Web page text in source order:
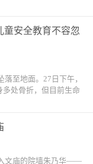
童安全教育不容忽
至地面。27日下午，
处骨折，但目前生命
文庙的院墙朱乃华——